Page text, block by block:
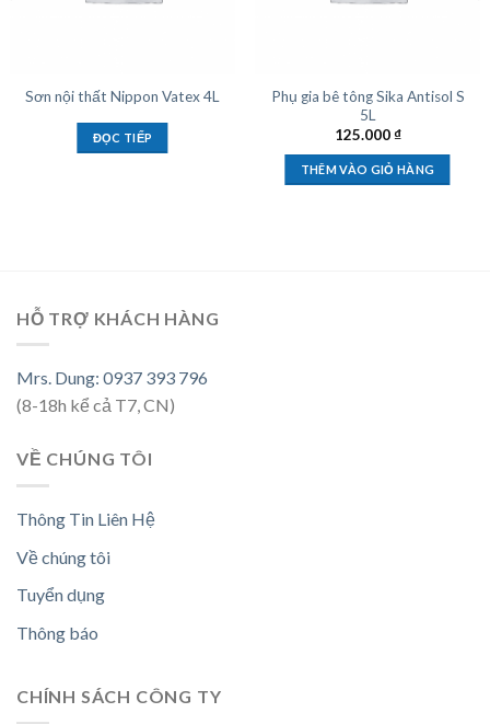
Sơn nội thất Nippon Vatex 4L
ĐỌC TIẾP
Phụ gia bê tông Sika Antisol S
5L
125.000₫
THÊM VÀO GIỎ HÀNG
HỖ TRỢ KHÁCH HÀNG
Mrs. Dung: 0937 393 796
(8-18h kể cả T7, CN)
VỀ CHÚNG TÔI
Thông Tin Liên Hệ
Về chúng tôi
Tuyển dụng
Thông báo
CHÍNH SÁCH CÔNG TY